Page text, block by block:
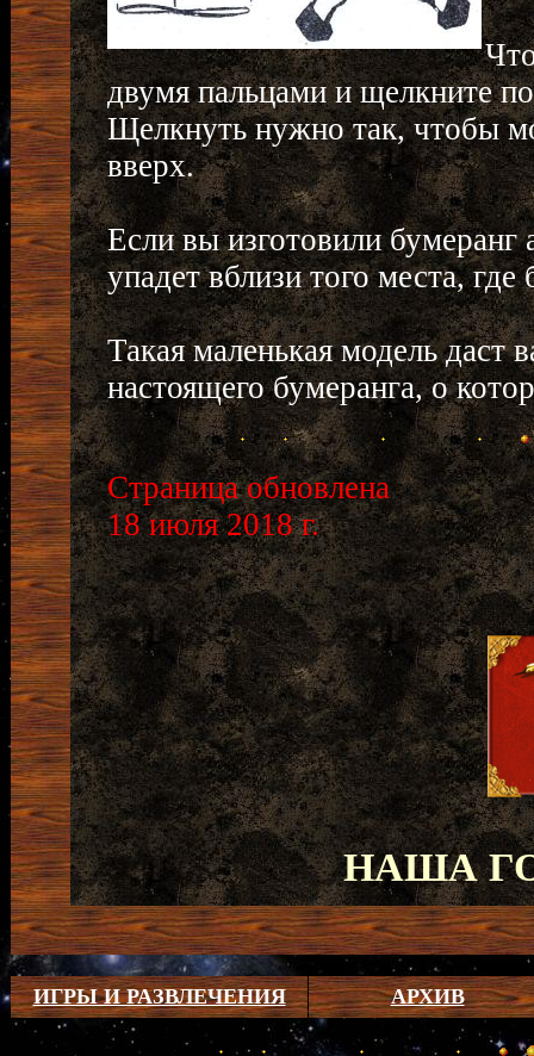
двумя пальцами и щелкните
Щелкнуть нужно так, чтобы
вверх.
Если вы изготовили
упадет вблизи того места,
Такая маленькая модель даст
настоящего бумеранга, о
Страница обновлена
18 июля 2018 г.
НАША
ИГРЫ И РАЗВЛЕЧЕНИЯ АРХИВ